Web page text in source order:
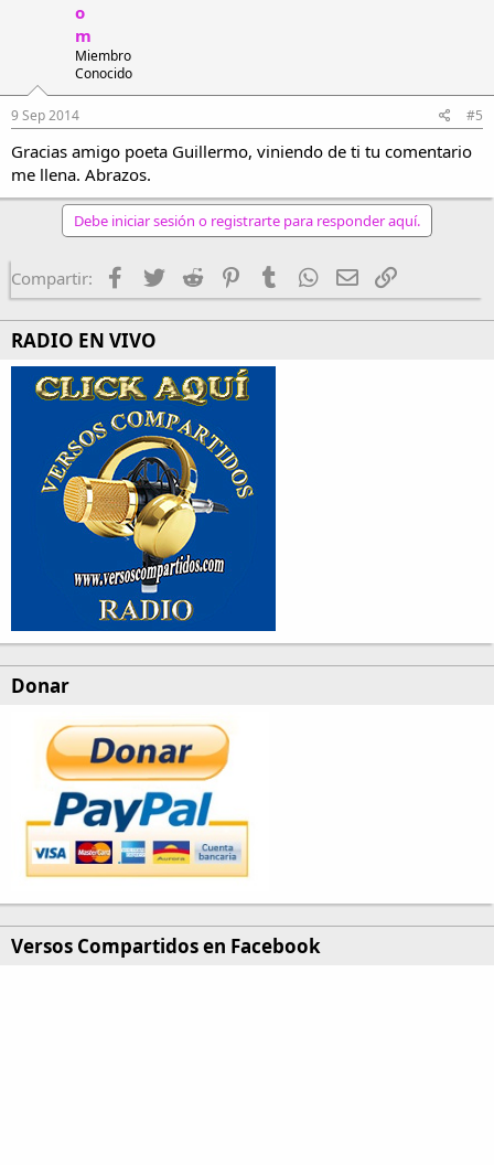
o
m
Miembro
Conocido
9 Sep 2014 #5
Gracias amigo poeta Guillermo, viniendo de ti tu comentario
me llena. Abrazos.
Debe iniciar sesión o registrarte para responder aquí.
Compartir: Facebook
TwitterReddit PinterestTumblrWhatsApp
EmailEnlace
RADIO EN VIVO
Donar
Versos Compartidos en Facebook